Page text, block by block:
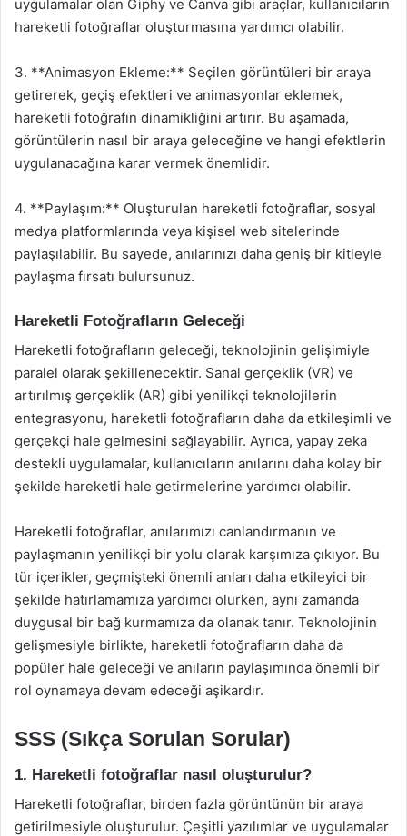
uygulamalar olan Giphy ve Canva gibi araçlar, kullanıcıların
hareketli fotoğraflar oluşturmasına yardımcı olabilir.
3. **Animasyon Ekleme:** Seçilen görüntüleri bir araya
getirerek, geçiş efektleri ve animasyonlar eklemek,
hareketli fotoğrafın dinamikliğini artırır. Bu aşamada,
görüntülerin nasıl bir araya geleceğine ve hangi efektlerin
uygulanacağına karar vermek önemlidir.
4. **Paylaşım:** Oluşturulan hareketli fotoğraflar, sosyal
medya platformlarında veya kişisel web sitelerinde
paylaşılabilir. Bu sayede, anılarınızı daha geniş bir kitleyle
paylaşma fırsatı bulursunuz.
Hareketli Fotoğrafların Geleceği
Hareketli fotoğrafların geleceği, teknolojinin gelişimiyle
paralel olarak şekillenecektir. Sanal gerçeklik (VR) ve
artırılmış gerçeklik (AR) gibi yenilikçi teknolojilerin
entegrasyonu, hareketli fotoğrafların daha da etkileşimli ve
gerçekçi hale gelmesini sağlayabilir. Ayrıca, yapay zeka
destekli uygulamalar, kullanıcıların anılarını daha kolay bir
şekilde hareketli hale getirmelerine yardımcı olabilir.
Hareketli fotoğraflar, anılarımızı canlandırmanın ve
paylaşmanın yenilikçi bir yolu olarak karşımıza çıkıyor. Bu
tür içerikler, geçmişteki önemli anları daha etkileyici bir
şekilde hatırlamamıza yardımcı olurken, aynı zamanda
duygusal bir bağ kurmamıza da olanak tanır. Teknolojinin
gelişmesiyle birlikte, hareketli fotoğrafların daha da
popüler hale geleceği ve anıların paylaşımında önemli bir
rol oynamaya devam edeceği aşikardır.
SSS (Sıkça Sorulan Sorular)
1. Hareketli fotoğraflar nasıl oluşturulur?
Hareketli fotoğraflar, birden fazla görüntünün bir araya
getirilmesiyle oluşturulur. Çeşitli yazılımlar ve uygulamalar